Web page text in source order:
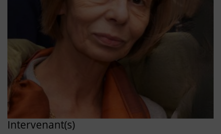
Intervenant(s)